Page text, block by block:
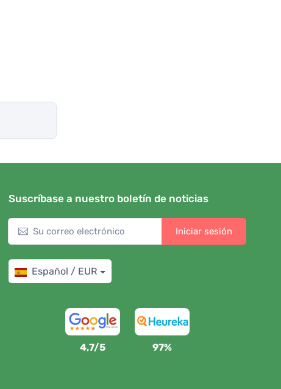
Suscríbase a nuestro boletín de noticias
Iniciar sesión
Español / EUR
4,7/5 97%